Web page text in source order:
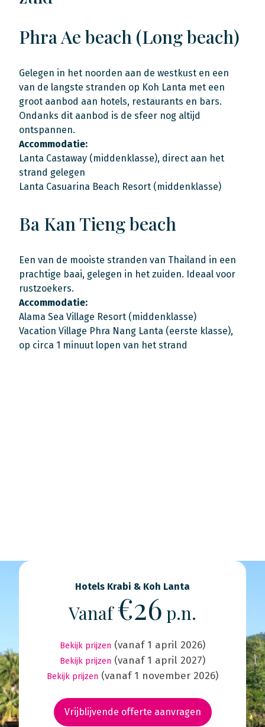
Phra Ae beach (Long beach)
Gelegen in het noorden aan de westkust en een
van de langste stranden op Koh Lanta met een
groot aanbod aan hotels, restaurants en bars.
Ondanks dit aanbod is de sfeer nog altijd
ontspannen.
Accommodatie:
Lanta Castaway (middenklasse), direct aan het
strand gelegen
Lanta Casuarina Beach Resort (middenklasse)
Ba Kan Tieng beach
Een van de mooiste stranden van Thailand in een
prachtige baai, gelegen in het zuiden. Ideaal voor
rustzoekers.
Accommodatie:
Alama Sea Village Resort (middenklasse)
Vacation Village Phra Nang Lanta (eerste klasse),
op circa 1 minuut lopen van het strand
Hotels Krabi & Koh Lanta
Vanaf€26 p.n.
Bekijk prijzen (vanaf 1 april 2026)
Bekijk prijzen (vanaf 1 april 2027)
Bekijk prijzen (vanaf 1 november 2026)
Vrijblijvende offerte aanvragen